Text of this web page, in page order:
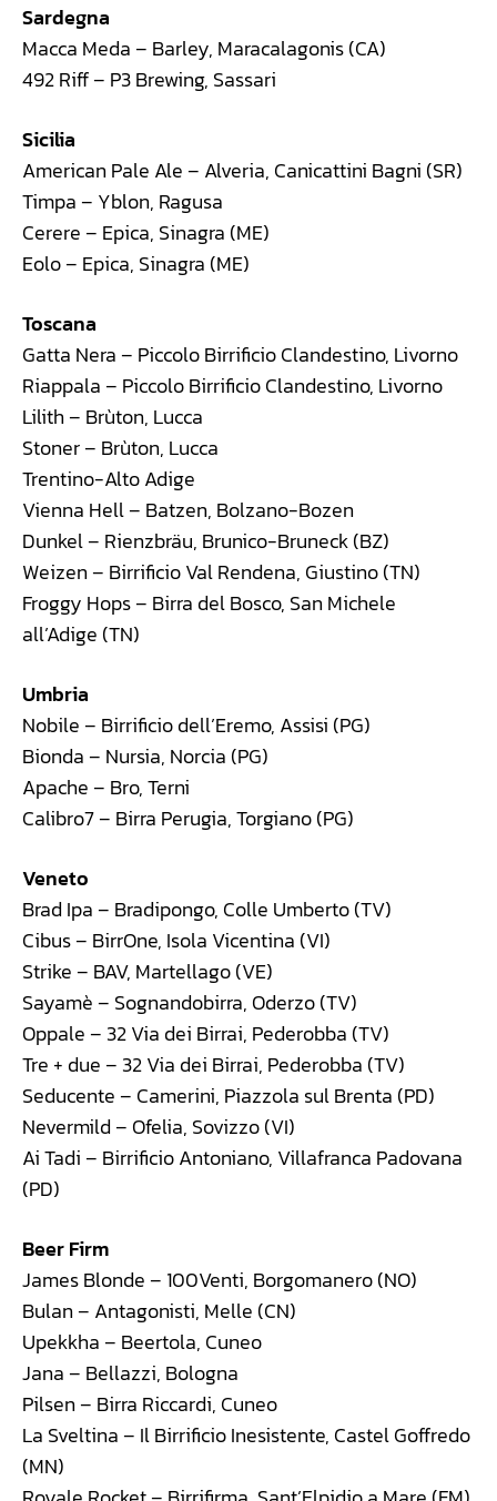
Sardegna
Macca Meda – Barley, Maracalagonis (CA)
492 Riff – P3 Brewing, Sassari
Sicilia
American Pale Ale – Alveria, Canicattini Bagni (SR)
Timpa – Yblon, Ragusa
Cerere – Epica, Sinagra (ME)
Eolo – Epica, Sinagra (ME)
Toscana
Gatta Nera – Piccolo Birrificio Clandestino, Livorno
Riappala – Piccolo Birrificio Clandestino, Livorno
Lilith – Brùton, Lucca
Stoner – Brùton, Lucca
Trentino-Alto Adige
Vienna Hell – Batzen, Bolzano-Bozen
Dunkel – Rienzbräu, Brunico-Bruneck (BZ)
Weizen – Birrificio Val Rendena, Giustino (TN)
Froggy Hops – Birra del Bosco, San Michele
all’Adige (TN)
Umbria
Nobile – Birrificio dell’Eremo, Assisi (PG)
Bionda – Nursia, Norcia (PG)
Apache – Bro, Terni
Calibro7 – Birra Perugia, Torgiano (PG)
Veneto
Brad Ipa – Bradipongo, Colle Umberto (TV)
Cibus – BirrOne, Isola Vicentina (VI)
Strike – BAV, Martellago (VE)
Sayamè – Sognandobirra, Oderzo (TV)
Oppale – 32 Via dei Birrai, Pederobba (TV)
Tre + due – 32 Via dei Birrai, Pederobba (TV)
Seducente – Camerini, Piazzola sul Brenta (PD)
Nevermild – Ofelia, Sovizzo (VI)
Ai Tadi – Birrificio Antoniano, Villafranca Padovana
(PD)
Beer Firm
James Blonde – 100Venti, Borgomanero (NO)
Bulan – Antagonisti, Melle (CN)
Upekkha – Beertola, Cuneo
Jana – Bellazzi, Bologna
Pilsen – Birra Riccardi, Cuneo
La Sveltina – Il Birrificio Inesistente, Castel Goffredo
(MN)